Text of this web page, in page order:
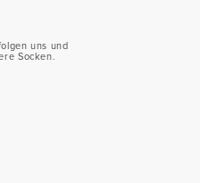
uns und
Socken.